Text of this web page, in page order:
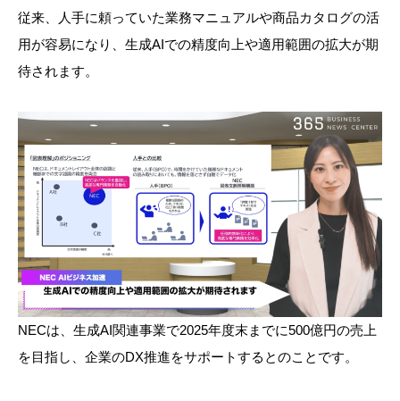
従来、人手に頼っていた業務マニュアルや商品カタログの活
用が容易になり、生成AIでの精度向上や適用範囲の拡大が期
待されます。
NECは、生成AI関連事業で2025年度末までに500億円の売上
を目指し、企業のDX推進をサポートするとのことです。